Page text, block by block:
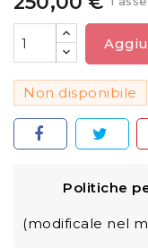
Non disponibile
Politiche
(modificale nel